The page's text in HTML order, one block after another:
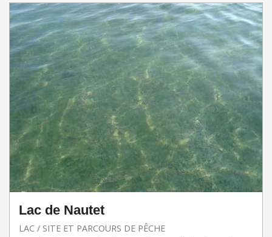
Lac de Nautet
LAC / SITE ET PARCOURS DE PÊCHE